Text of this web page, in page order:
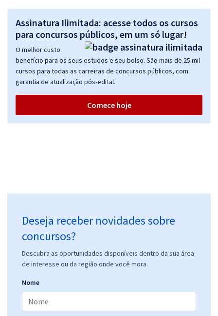
Assinatura Ilimitada: acesse todos os cursos
para concursos públicos, em um só lugar!
O melhor custo
benefício para os seus estudos e seu bolso. São mais de 25 mil
cursos para todas as carreiras de concursos públicos, com
garantia de atualização pós-edital.
Comece hoje
Deseja receber novidades sobre
concursos?
Descubra as oportunidades disponíveis dentro da sua área
de interesse ou da região onde você mora.
Nome